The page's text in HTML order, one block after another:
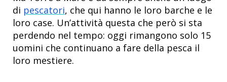
di pescatori, che qui hanno le loro barche e le
loro case. Un’attività questa che però si sta
perdendo nel tempo: oggi rimangono solo 15
uomini che continuano a fare della pesca il
loro mestiere.